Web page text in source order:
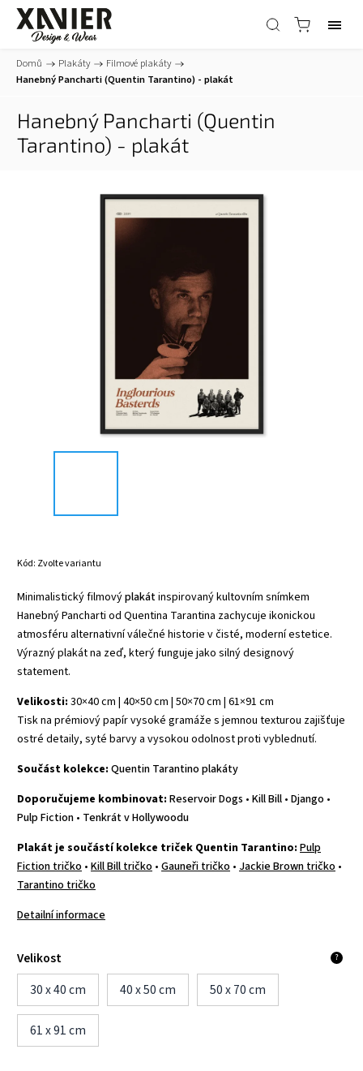
Domů / Plakáty / Filmové plakáty /
Hanebný Pancharti (Quentin Tarantino) - plakát
Hanebný Pancharti (Quentin
Tarantino) - plakát
Kód: Zvolte variantu
Minimalistický filmovýplakát inspirovaný kultovním snímkem
Hanebný Pancharti od Quentina Tarantina zachycuje ikonickou
atmosféru alternativní válečné historie v čisté, moderní estetice.
Výrazný plakát na zeď, který funguje jako silný designový
statement.
Velikosti: 30×40 cm | 40×50 cm | 50×70 cm | 61×91 cm
Tisk na prémiový papír vysoké gramáže s jemnou texturou zajišťuje
ostré detaily, syté barvy a vysokou odolnost proti vyblednutí.
Součást kolekce: Quentin Tarantino plakáty
Doporučujeme kombinovat: Reservoir Dogs • Kill Bill • Django •
Pulp Fiction • Tenkrát v Hollywoodu
Plakát je součástí kolekce triček Quentin Tarantino: Pulp
Fiction tričko • Kill Bill tričko • Gauneři tričko • Jackie Brown tričko •
Tarantino tričko
Detailní informace
Velikost ?
30 x 40 cm 40 x 50 cm 50 x 70 cm
61 x 91 cm